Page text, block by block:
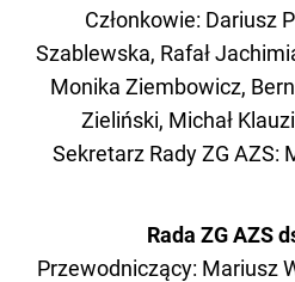
Członkowie: Dariusz
Szablewska, Rafał
Monika Ziembowicz,
Zieliński, Michał
Sekretarz Rady ZG AZS:
Rada ZG AZS
Przewodniczący: Mariusz